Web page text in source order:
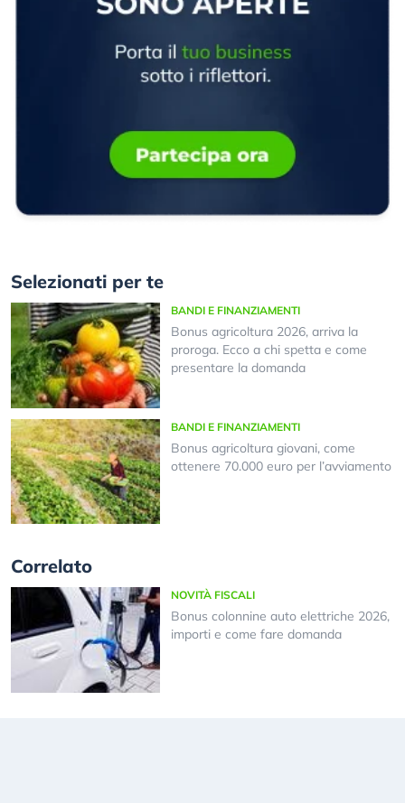
Selezionati per te
BANDI E FINANZIAMENTI
Bonus agricoltura 2026, arriva la
proroga. Ecco a chi spetta e come
presentare la domanda
BANDI E FINANZIAMENTI
Bonus agricoltura giovani, come
ottenere 70.000 euro per l’avviamento
Correlato
NOVITÀ FISCALI
Bonus colonnine auto elettriche 2026,
importi e come fare domanda